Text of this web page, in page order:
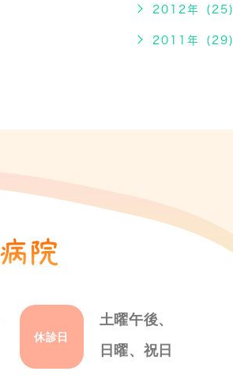
2012年 (25)
2011年 (29)
休診日
土曜午後、
日曜、祝日